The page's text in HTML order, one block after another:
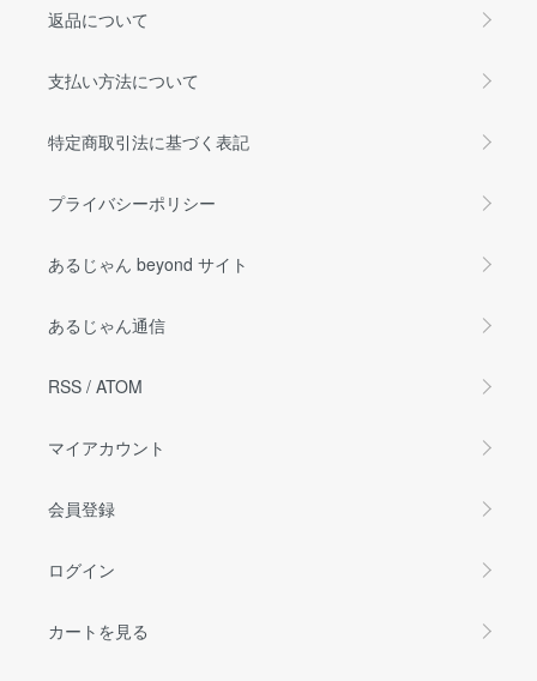
返品について
支払い方法について
特定商取引法に基づく表記
プライバシーポリシー
あるじゃん beyond サイト
あるじゃん通信
RSS / ATOM
マイアカウント
会員登録
ログイン
カートを見る